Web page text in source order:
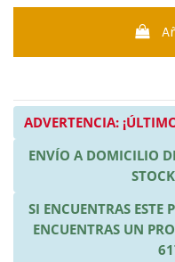
ADVERTENCIA:
ENVÍO A DOMICILIO
SI ENCUENTRAS
ENCUENTRAS UN